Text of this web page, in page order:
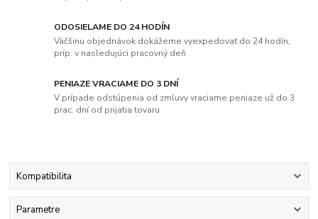
ODOSIELAME DO 24 HODÍN
Väčšinu objednávok dokážeme vyexpedovať do 24 hodín,
príp. v nasledujúci pracovný deň
PENIAZE VRACIAME DO 3 DNÍ
V prípade odstúpenia od zmluvy vraciame peniaze už do 3
prac. dní od prijatia tovaru
Kompatibilita
Parametre